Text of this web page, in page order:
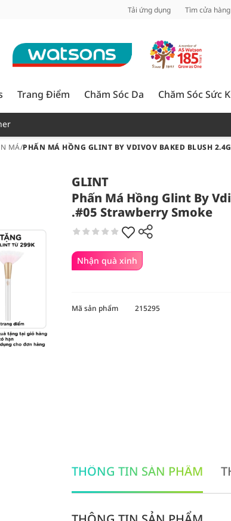
Hồ Chí Minh Tải ứng dụng Tìm cửa hàng
Trang Điểm Chăm Sóc Da Chăm Sóc Sức
MÁ/PHẤN MÁ HỒNG GLINT BY VDIVOV BAKED BLUSH
GLINT
Phấn Má Hồng Glint By
.#05 Strawberry Smoke
Nhận quà xinh
Mã sản phẩm 215295
THÔNG TIN SẢN PHẨM